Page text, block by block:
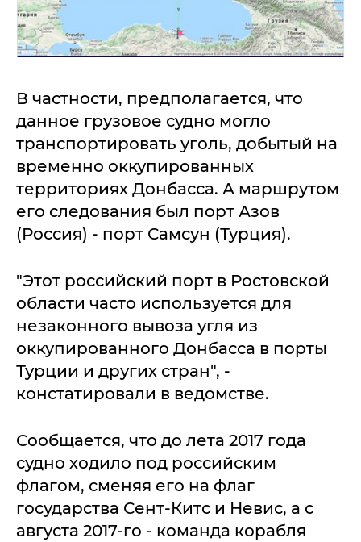
В частности, предполагается, что
данное грузовое судно могло
транспортировать уголь, добытый на
временно оккупированных
территориях Донбасса. А маршрутом
его следования был порт Азов
(Россия) - порт Самсун (Турция).
"Этот российский порт в Ростовской
области часто используется для
незаконного вывоза угля из
оккупированного Донбасса в порты
Турции и других стран", -
констатировали в ведомстве.
Сообщается, что до лета 2017 года
судно ходило под российским
флагом, сменяя его на флаг
государства Сент-Китс и Невис, а с
августа 2017-го - команда корабля